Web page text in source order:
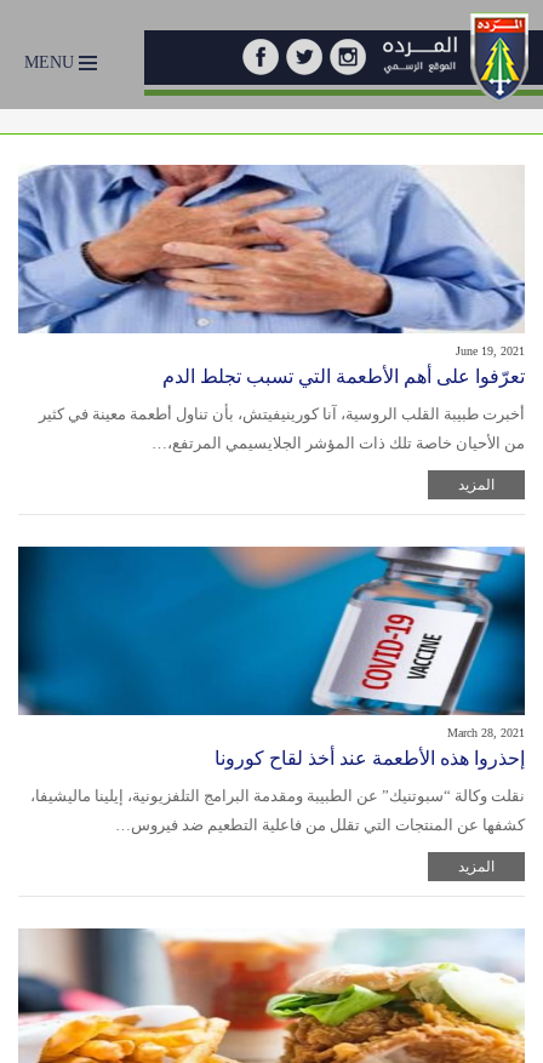
MENU
June 19, 2021
تعرّفوا على أهم الأطعمة التي تسبب تجلط الدم
أخبرت طبيبة القلب الروسية، آنا كورينيفيتش، بأن تناول أطعمة معينة في كثير
من الأحيان خاصة تلك ذات المؤشر الجلايسيمي المرتفع،…
المزيد
March 28, 2021
إحذروا هذه الأطعمة عند أخذ لقاح كورونا
نقلت وكالة “سبوتنيك” عن الطبيبة ومقدمة البرامج التلفزيونية، إيلينا ماليشيفا،
كشفها عن المنتجات التي تقلل من فاعلية التطعيم ضد فيروس…
المزيد